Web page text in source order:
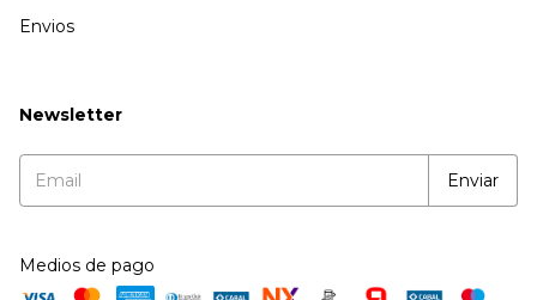
Envios
Newsletter
Medios de pago